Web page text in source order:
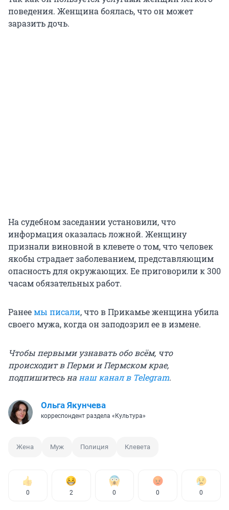
поведения. Женщина боялась, что он может
заразить дочь.
На судебном заседании установили, что
информация оказалась ложной. Женщину
признали виновной в клевете о том, что человек
якобы страдает заболеванием, представляющим
опасность для окружающих. Ее приговорили к 300
часам обязательных работ.
Ранеемы писали, что в Прикамье женщина убила
своего мужа, когда он заподозрил ее в измене.
Чтобы первыми узнавать обо всём, что
происходит в Перми и Пермском крае,
подпишитесь нанаш канал в Telegram.
Ольга Якунчева
корреспондент раздела «Культура»
Жена Муж Полиция Клевета
0 2 0 0 0